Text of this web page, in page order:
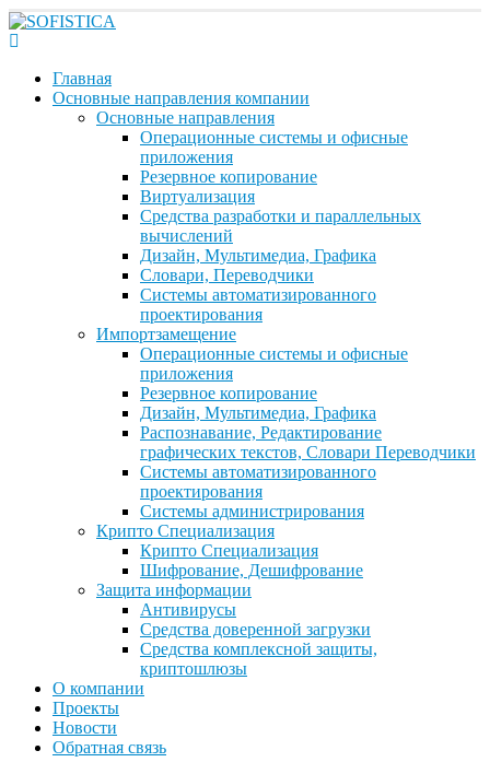
Главная
Основные направления компании
Основные направления
Операционные системы и офисные
приложения
Резервное копирование
Виртуализация
Средства разработки и параллельных
вычислений
Дизайн, Мультимедиа, Графика
Словари, Переводчики
Системы автоматизированного
проектирования
Импортзамещение
Операционные системы и офисные
приложения
Резервное копирование
Дизайн, Мультимедиа, Графика
Распознавание, Редактирование
графических текстов, Словари Переводчики
Системы автоматизированного
проектирования
Системы администрирования
Крипто Специализация
Крипто Специализация
Шифрование, Дешифрование
Защита информации
Антивирусы
Средства доверенной загрузки
Средства комплексной защиты,
криптошлюзы
О компании
Проекты
Новости
Обратная связь